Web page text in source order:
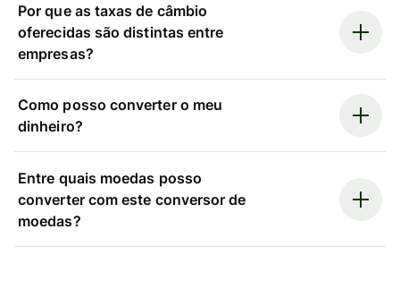
Por que as taxas de câmbio
oferecidas são distintas entre
empresas?
Como posso converter o meu
dinheiro?
Entre quais moedas posso
converter com este conversor de
moedas?